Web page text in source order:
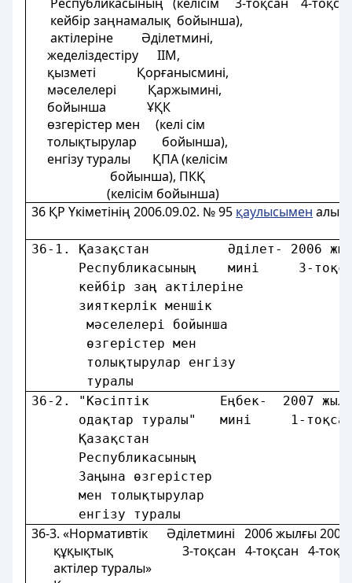
кейбір заңнамалық бойынша),
актілеріне Әділетмині,
жеделіздестіруIIМ,
қызметі Қорғанысмині,
мәселелері Қаржымині,
бойынша ҰҚК
өзгерістер мен (келі сім
толықтырулар бойынша),
енгізу туралы ҚПА (келісім
бойынша), ПКҚ
(келісім бойынша)
36 ҚР Үкіметінің 2006.09.02. № 95 қаулысымен алып
36-1. Қазақстан          Әдiлет- 2006
Республикасының    минi     3-
кейбір заң
36-2. "Кәсiптiк         Еңбек-  2007
одақтар туралы"   минi     1-
Заңына
мен
енгізу
36-3. «Нормативтік Әділетмині 2006 жылғы
құқықтық 3-тоқсан 4-тоқсан 4-
актілер туралы»